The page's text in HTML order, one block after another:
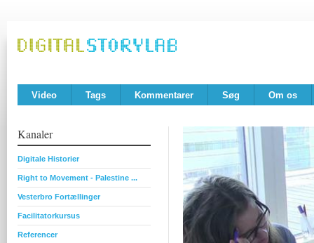
Video Tags Kommentarer Søg Om os
Kanaler
Digitale Historier
Right to Movement - Palestine ...
Vesterbro Fortællinger
Facilitatorkursus
Referencer